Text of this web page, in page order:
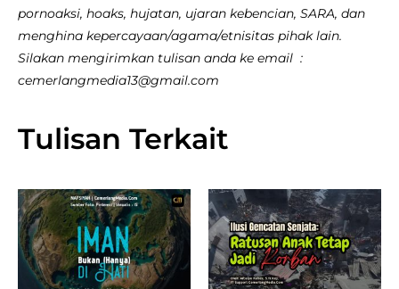
pornoaksi, hoaks, hujatan, ujaran kebencian, SARA, dan
menghina kepercayaan/agama/etnisitas pihak lain.
Silakan mengirimkan tulisan anda ke email :
cemerlangmedia13@gmail.com
Tulisan Terkait